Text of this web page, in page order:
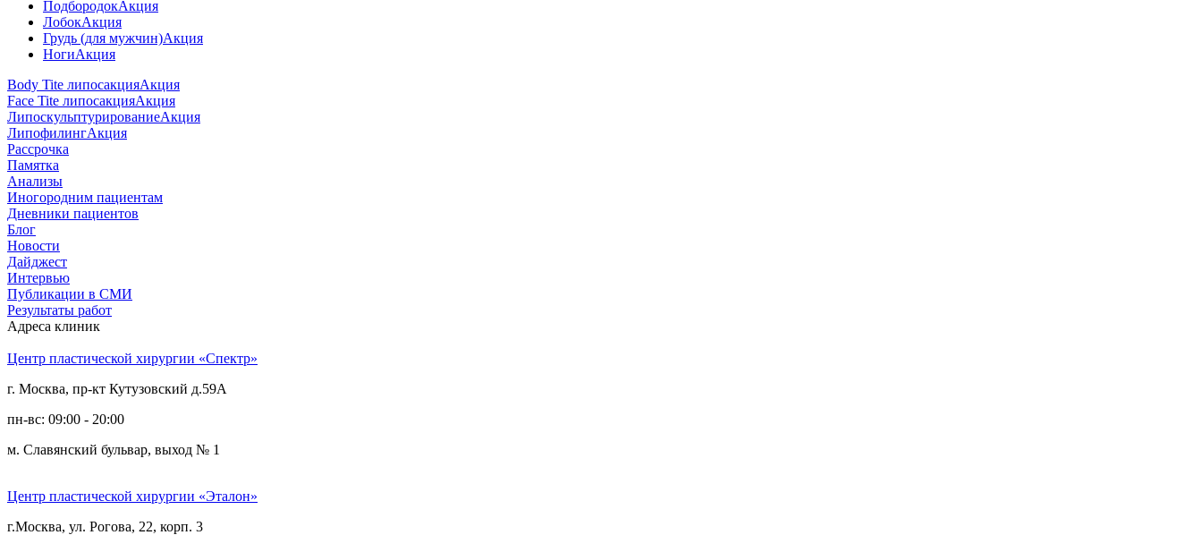
ПодбородокАкция
ЛобокАкция
Грудь (для мужчин)Акция
НогиАкция
Body Tite липосакцияАкция
Face Tite липосакцияАкция
ЛипоскульптурированиеАкция
ЛипофилингАкция
Рассрочка
Памятка
Анализы
Иногородним пациентам
Дневники пациентов
Блог
Новости
Дайджест
Интервью
Публикации в СМИ
Результаты работ
Адреса клиник
Центр пластической хирургии «Спектр»
г. Москва, пр-кт Кутузовский д.59А
пн-вс: 09:00 - 20:00
м. Славянский бульвар, выход № 1
Центр пластической хирургии «Эталон»
г.Москва, ул. Рогова, 22, корп. 3